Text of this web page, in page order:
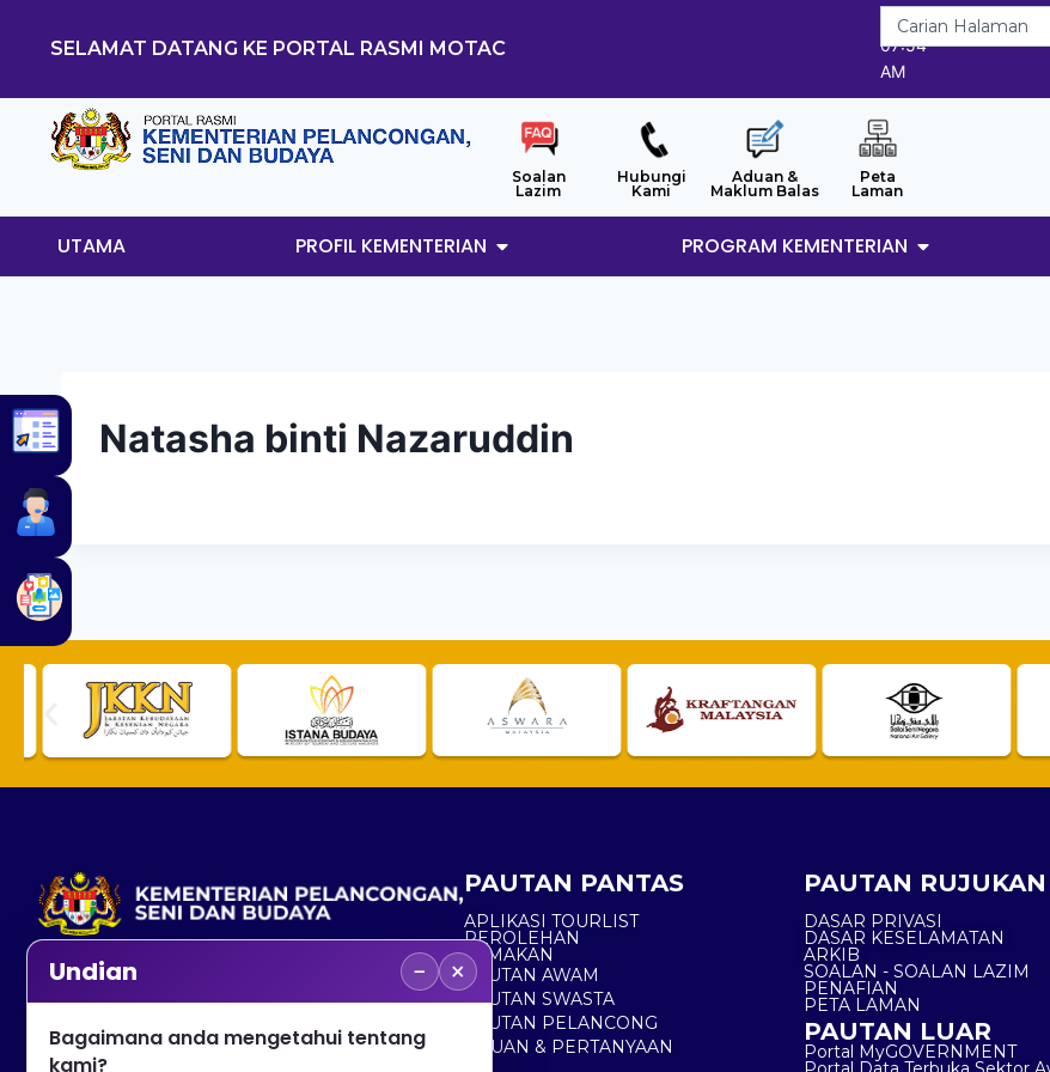
SELAMAT DATANG KE PORTAL RASMI MOTAC
8/8/2026
07:54
AM
Soalan
Lazim
Hubungi
Kami
Aduan &
Maklum Balas
Peta
Laman
UTAMA PROFIL KEMENTERIAN PROGRAM KEMENTERIAN
Natasha binti Nazaruddin
No. 2, Menara 1, Jalan P5/6, Presint 5,
+603 8000 8000
PAUTAN PANTAS
APLIKASI TOURLIST
PEROLEHAN
SEMAKAN
PAUTAN AWAM
PAUTAN SWASTA
PAUTAN PELANCONG
ADUAN & PERTANYAAN
PAUTAN RUJUKAN
DASAR PRIVASI
DASAR KESELAMATAN
ARKIB
SOALAN - SOALAN LAZIM
PENAFIAN
PETA LAMAN
PAUTAN LUAR
Portal MyGOVERNMENT
Undian − ×
Bagaimana anda mengetahui tentang
kami?